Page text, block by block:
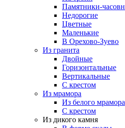
Памятники-
Недорогие
Цветные
Маленькие
В Орехово-Зуево
Из гранита
Двойные
Горизонтальные
Вертикальные
С крестом
Из мрамора
Из белого мрамора
С крестом
Из дикого камня